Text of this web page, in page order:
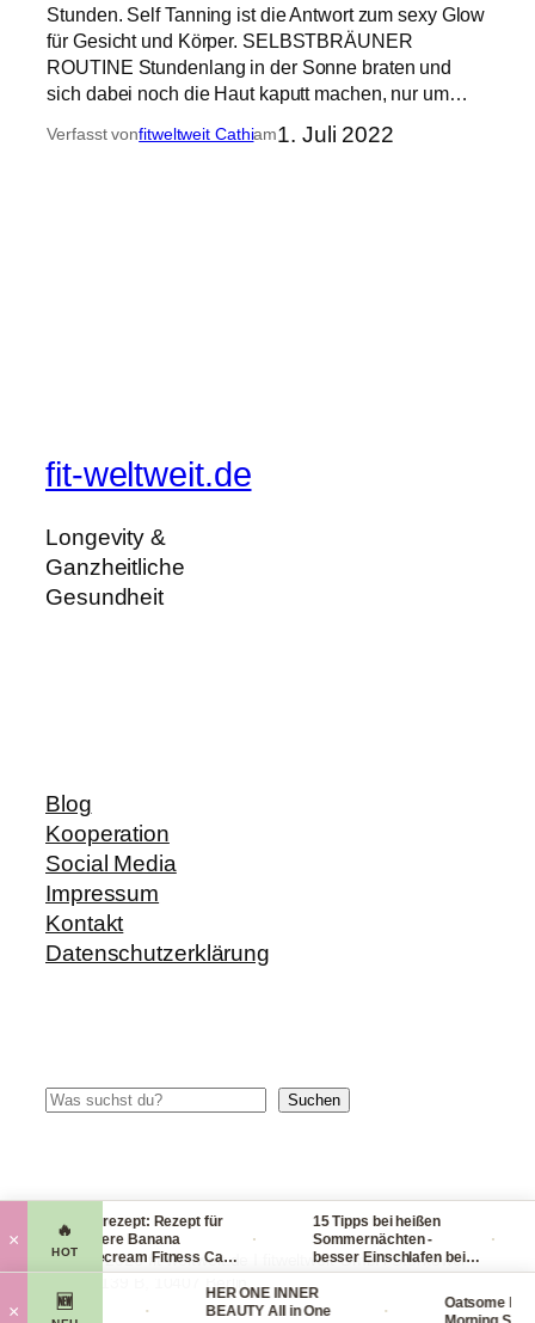
Stunden. Self Tanning ist die Antwort zum sexy Glow
für Gesicht und Körper. SELBSTBRÄUNER
ROUTINE Stundenlang in der Sonne braten und
sich dabei noch die Haut kaputt machen, nur um…
Verfasst vonfitweltweit Cathiam1. Juli 2022
fit-weltweit.de
Longevity &
Ganzheitliche
Gesundheit
Blog
Kooperation
Social Media
Impressum
Kontakt
Datenschutzerklärung
Suchen Suchen
© 2014-2026 fit-weltweit.de I fitweltweit GmbH Storkower
× 🔥
HOT
Blitzrezept: Rezept für
leckere Banana
Nicecream Fitness Carb
Eiscream
15 Tipps bei heißen
Sommernächten -
besser Einschlafen bei
Hitze (Tag & Nacht)
× 🆕
Organics
Face Mask
HER ONE INNER
BEAUTY All in One
Oatsome